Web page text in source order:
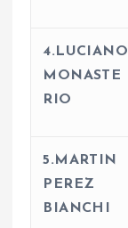
4.LUCIANO
MONASTE
RIO
5.MARTIN
PEREZ
BIANCHI